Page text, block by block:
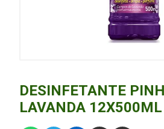
DESINFETANTE
LAVANDA 12X500ML